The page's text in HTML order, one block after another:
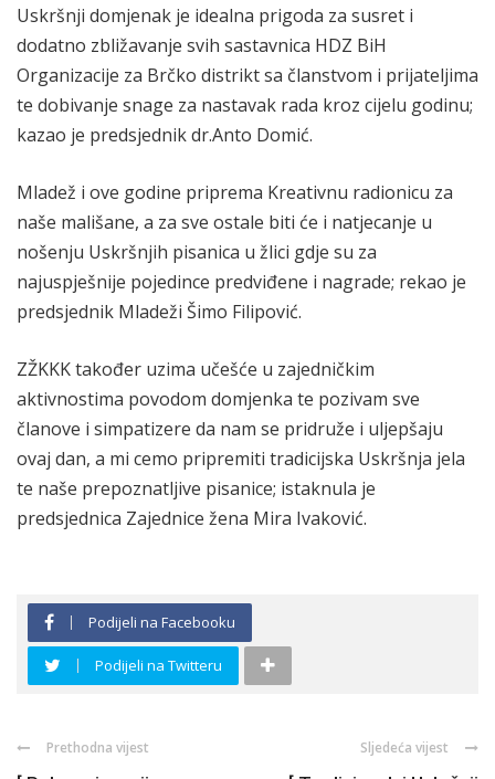
Uskršnji domjenak je idealna prigoda za susret i
dodatno zbližavanje svih sastavnica HDZ BiH
Organizacije za Brčko distrikt sa članstvom i prijateljima
te dobivanje snage za nastavak rada kroz cijelu godinu;
kazao je predsjednik dr.Anto Domić.
Mladež i ove godine priprema Kreativnu radionicu za
naše mališane, a za sve ostale biti će i natjecanje u
nošenju Uskršnjih pisanica u žlici gdje su za
najuspješnije pojedince predviđene i nagrade; rekao je
predsjednik Mladeži Šimo Filipović.
ZŽKKK također uzima učešće u zajedničkim
aktivnostima povodom domjenka te pozivam sve
članove i simpatizere da nam se pridruže i uljepšaju
ovaj dan, a mi cemo pripremiti tradicijska Uskršnja jela
te naše prepoznatljive pisanice; istaknula je
predsjednica Zajednice žena Mira Ivaković.
Podijeli na Facebooku
Podijeli na Twitteru
Prethodna vijest Sljedeća vijest